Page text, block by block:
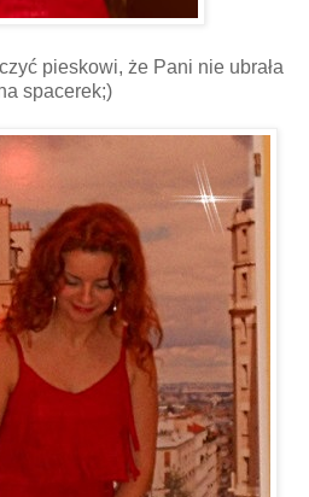
pieskowi, że Pani nie ubrała
spacerek;)